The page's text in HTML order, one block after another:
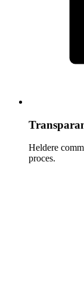
Heldere
proces.